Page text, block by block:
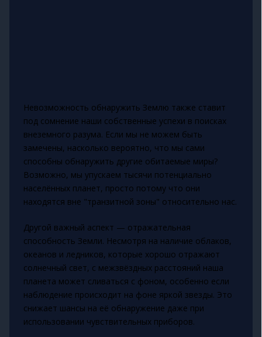
Невозможность обнаружить Землю также ставит
под сомнение наши собственные успехи в поисках
внеземного разума. Если мы не можем быть
замечены, насколько вероятно, что мы сами
способны обнаружить другие обитаемые миры?
Возможно, мы упускаем тысячи потенциально
населённых планет, просто потому что они
находятся вне "транзитной зоны" относительно нас.
Другой важный аспект — отражательная
способность Земли. Несмотря на наличие облаков,
океанов и ледников, которые хорошо отражают
солнечный свет, с межзвёздных расстояний наша
планета может сливаться с фоном, особенно если
наблюдение происходит на фоне яркой звезды. Это
снижает шансы на её обнаружение даже при
использовании чувствительных приборов.